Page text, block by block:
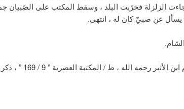
الزلزلة فخرّبت البلد ، وسقط المكتب على الصّبيان
يسأل عن صبيّ كان له ، انتهى.
الكامل في التاريخ ، الإمام ابن الأثير